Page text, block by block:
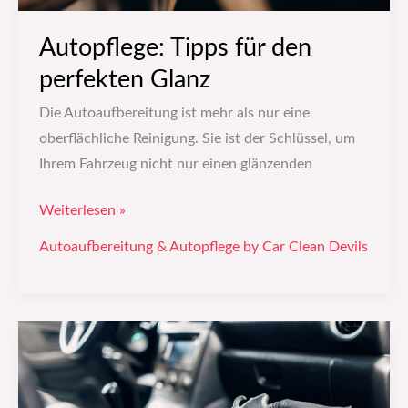
Autopflege: Tipps für den
perfekten Glanz
Die Autoaufbereitung ist mehr als nur eine
oberflächliche Reinigung. Sie ist der Schlüssel, um
Ihrem Fahrzeug nicht nur einen glänzenden
Weiterlesen »
Autoaufbereitung & Autopflege by Car Clean Devils
Fahrzeugwerbung:
Die
besten